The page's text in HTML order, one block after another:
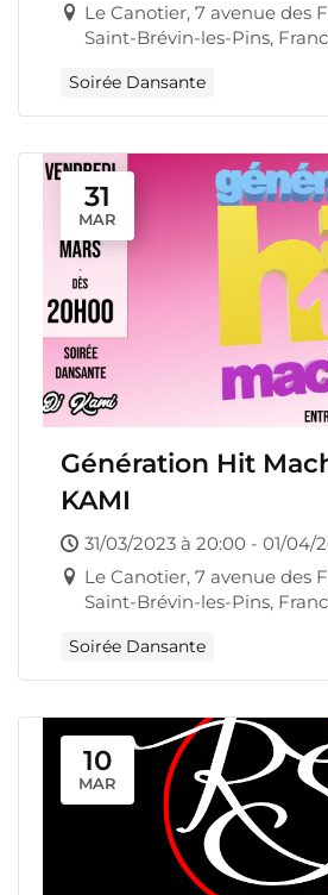
Le Canotier, 7 avenue des
Saint-Brévin-les-Pins,
Soirée Dansante
31
MAR
Génération Hit
KAMI
31/03/2023 à 20:00 - 01/04/
Le Canotier, 7 avenue des
Saint-Brévin-les-Pins,
Soirée Dansante
10
MAR